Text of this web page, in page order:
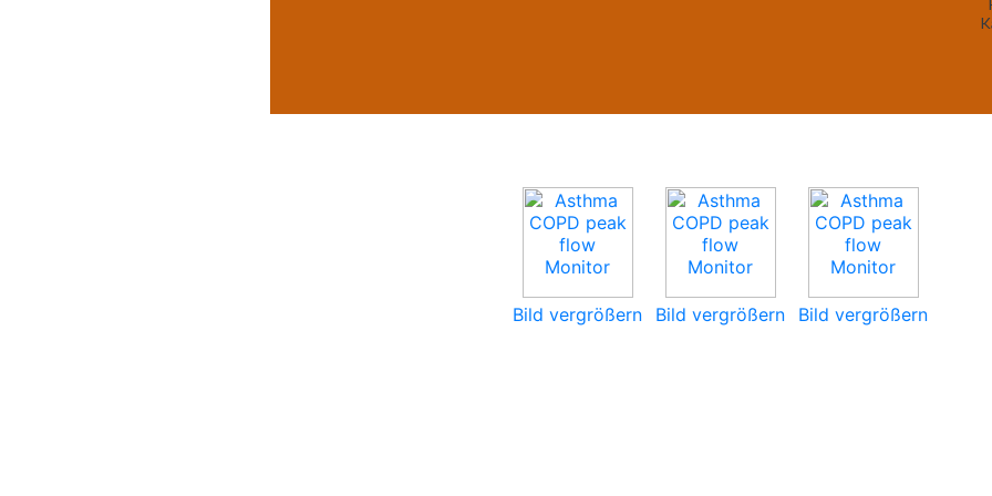
Bild vergrößern Bild vergrößern Bild vergrößern